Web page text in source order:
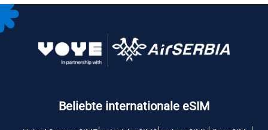
Beliebte internationale eSIM